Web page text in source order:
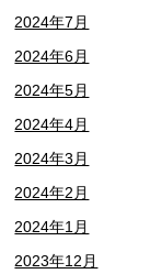
2024年7月
2024年6月
2024年5月
2024年4月
2024年3月
2024年2月
2024年1月
2023年12月